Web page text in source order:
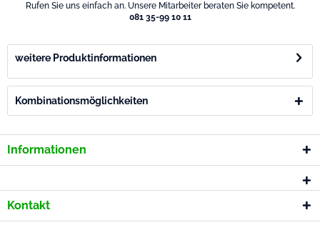
Rufen Sie uns einfach an. Unsere Mitarbeiter beraten Sie kompetent.
081 35-99 10 11
weitere Produktinformationen
Kombinationsmöglichkeiten
Informationen
Kontakt